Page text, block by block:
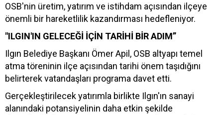
OSB'nin üretim, yatırım ve istihdam açısından ilçeye
önemli bir hareketlilik kazandırması hedefleniyor.
"ILGIN'IN GELECEĞİ İÇİN TARİHİ BİR ADIM”
Ilgın Belediye Başkanı Ömer Apil, OSB altyapı temel
atma töreninin ilçe açısından tarihi önem taşıdığını
belirterek vatandaşları programa davet etti.
Gerçekleştirilecek yatırımla birlikte Ilgın'ın sanayi
alanındaki potansiyelinin daha etkin şekilde